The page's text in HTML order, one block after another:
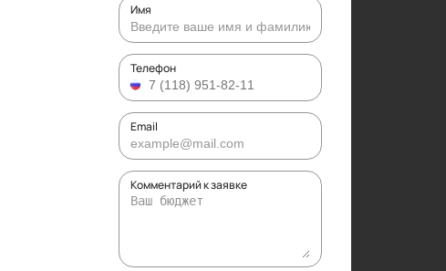
Имя
Телефон
Email
Комментарий к заявке